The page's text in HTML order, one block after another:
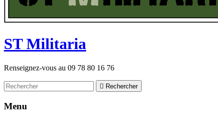
STMilitaria
Renseignez-vous au 09 78 80 16 76
 Rechercher
Menu